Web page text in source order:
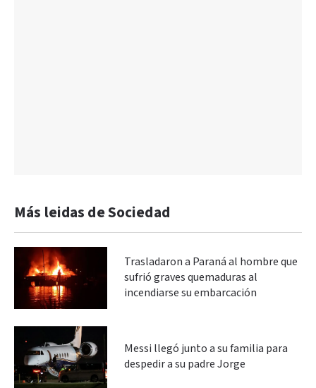
Más leidas de Sociedad
Trasladaron a Paraná al hombre que
sufrió graves quemaduras al
incendiarse su embarcación
Messi llegó junto a su familia para
despedir a su padre Jorge